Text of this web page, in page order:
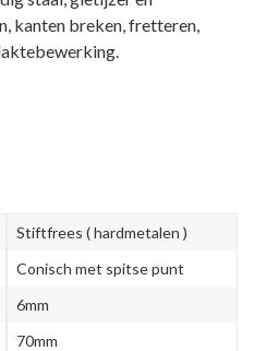
kanten breken, fretteren,
Stiftfrees ( hardmetalen )
Conisch met spitse punt
6mm
70mm